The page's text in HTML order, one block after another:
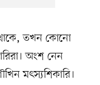
তখন কোনো
অংশ নেন
মৎস্যশিকারি।